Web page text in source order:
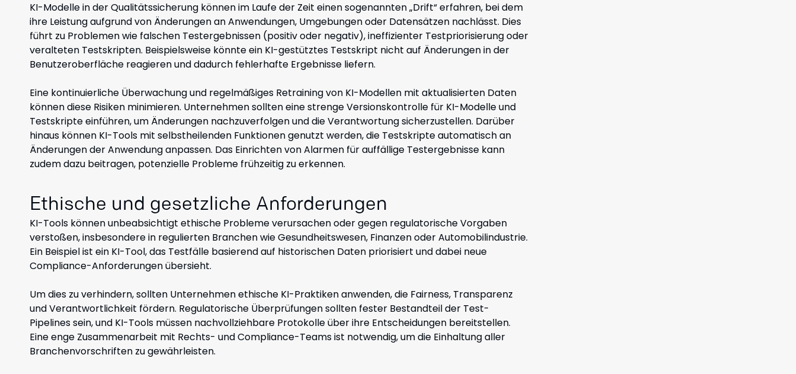
KI-Modelle in der Qualitätssicherung können im Laufe der Zeit einen sogenannten „Drift“ erfahren, bei dem
ihre Leistung aufgrund von Änderungen an Anwendungen, Umgebungen oder Datensätzen nachlässt. Dies
führt zu Problemen wie falschen Testergebnissen (positiv oder negativ), ineffizienter Testpriorisierung oder
veralteten Testskripten. Beispielsweise könnte ein KI-gestütztes Testskript nicht auf Änderungen in der
Benutzeroberfläche reagieren und dadurch fehlerhafte Ergebnisse liefern.
Eine kontinuierliche Überwachung und regelmäßiges Retraining von KI-Modellen mit aktualisierten Daten
können diese Risiken minimieren. Unternehmen sollten eine strenge Versionskontrolle für KI-Modelle und
Testskripte einführen, um Änderungen nachzuverfolgen und die Verantwortung sicherzustellen. Darüber
hinaus können KI-Tools mit selbstheilenden Funktionen genutzt werden, die Testskripte automatisch an
Änderungen der Anwendung anpassen. Das Einrichten von Alarmen für auffällige Testergebnisse kann
zudem dazu beitragen, potenzielle Probleme frühzeitig zu erkennen.
Ethische und gesetzliche Anforderungen
KI-Tools können unbeabsichtigt ethische Probleme verursachen oder gegen regulatorische Vorgaben
verstoßen, insbesondere in regulierten Branchen wie Gesundheitswesen, Finanzen oder Automobilindustrie.
Ein Beispiel ist ein KI-Tool, das Testfälle basierend auf historischen Daten priorisiert und dabei neue
Compliance-Anforderungen übersieht.
Um dies zu verhindern, sollten Unternehmen ethische KI-Praktiken anwenden, die Fairness, Transparenz
und Verantwortlichkeit fördern. Regulatorische Überprüfungen sollten fester Bestandteil der Test-
Pipelines sein, und KI-Tools müssen nachvollziehbare Protokolle über ihre Entscheidungen bereitstellen.
Eine enge Zusammenarbeit mit Rechts- und Compliance-Teams ist notwendig, um die Einhaltung aller
Branchenvorschriften zu gewährleisten.